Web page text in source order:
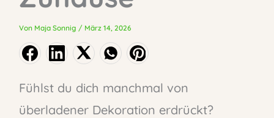
Von Maja Sonnig / März 14, 2026
Fühlst du dich manchmal von
überladener Dekoration erdrückt?